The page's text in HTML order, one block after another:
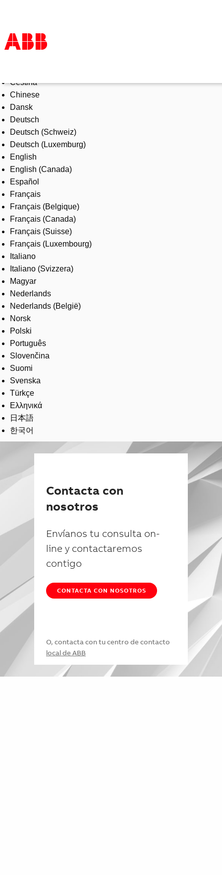
Productos & Soluciones
Industrias
Servicios
Sobre ABB
Dónde comprar
Contáctanos
Carreras
Čeština
Chinese
Dansk
Deutsch
Deutsch (Schweiz)
Deutsch (Luxemburg)
English
English (Canada)
Español
Français
Français (Belgique)
Français (Canada)
Français (Suisse)
Français (Luxembourg)
Italiano
Italiano (Svizzera)
Magyar
Nederlands
Nederlands (België)
Norsk
Polski
Português
Slovenčina
Suomi
Svenska
Türkçe
Ελληνικά
日本語
한국어
Contacta con
nosotros
Envíanos tu consulta on-
line y contactaremos
contigo
CONTACTA CON NOSOTROS
O, contacta con tu centro de contacto
local de ABB